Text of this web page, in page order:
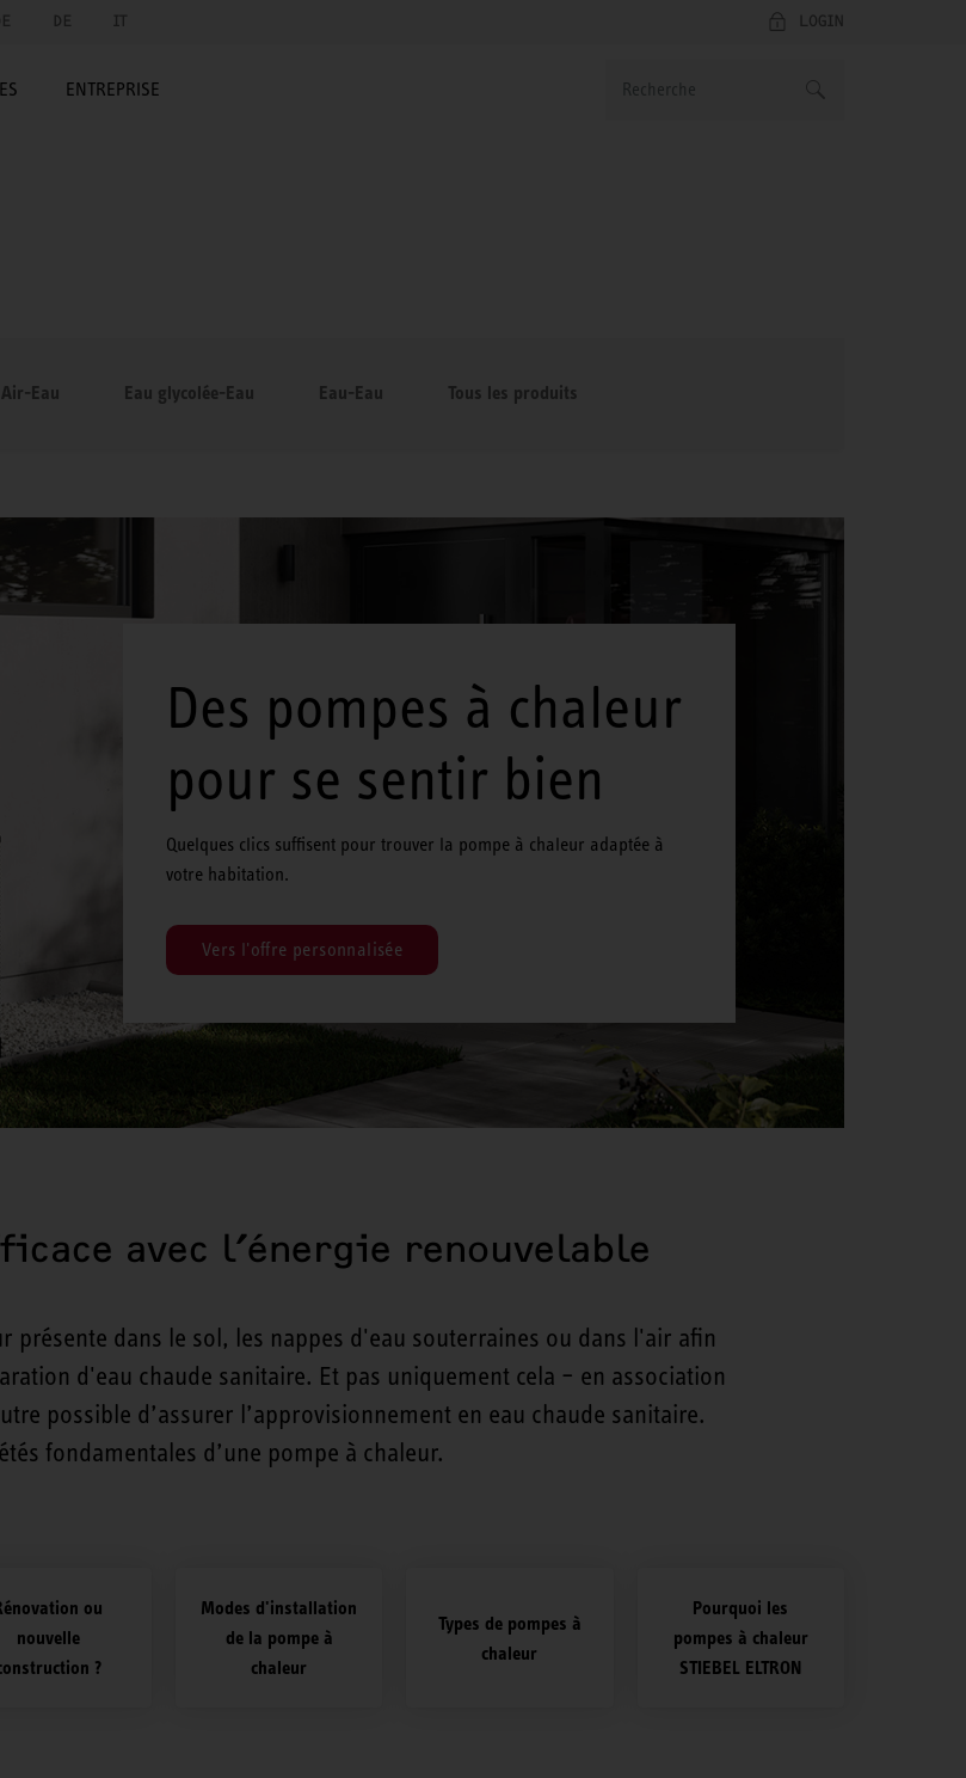
DE IT LOGIN
ENTREPRISE
Air-Eau Eau glycolée-Eau Eau-Eau Tous les produits
Des pompes à chaleur
pour se sentir bien
Quelques clics suffisent pour trouver la pompe à chaleur adaptée à
votre habitation.
Vers l'offre personnalisée
avec l’énergie renouvelable
présente dans le sol, les nappes d'eau souterraines ou dans l'air afin
d'eau chaude sanitaire. Et pas uniquement cela – en association
possible d’assurer l’approvisionnement en eau chaude sanitaire.
fondamentales d’une pompe à chaleur.
ou
nouvelle
?
Modes d'installation
de la pompe à
chaleur
Types de pompes à
chaleur
Pourquoi les
pompes à chaleur
STIEBEL ELTRON